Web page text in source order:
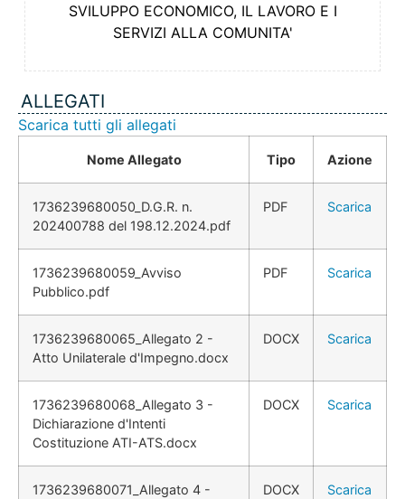
SVILUPPO ECONOMICO, IL LAVORO E I
SERVIZI ALLA COMUNITA'
ALLEGATI
Scarica tutti gli allegati
Nome Allegato Tipo Azione
1736239680050_D.G.R. n.
202400788 del 198.12.2024.pdf
PDF Scarica
1736239680059_Avviso
Pubblico.pdf
PDF Scarica
1736239680065_Allegato 2 -
Atto Unilaterale d'Impegno.docx
DOCX Scarica
1736239680068_Allegato 3 -
Dichiarazione d'Intenti
Costituzione ATI-ATS.docx
DOCX Scarica
1736239680071_Allegato 4 -
DOCX Scarica